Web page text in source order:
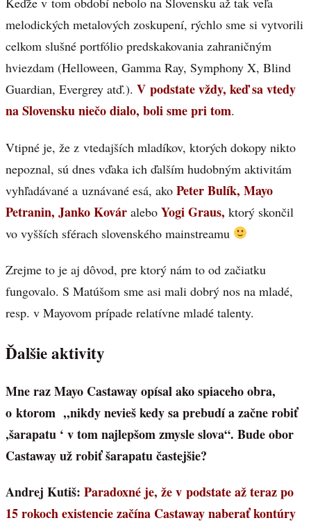
melodických metalových zoskupení, rýchlo sme si vytvorili
celkom slušné portfólio predskakovania zahraničným
hviezdam (Helloween, Gamma Ray, Symphony X, Blind
Guardian, Evergrey atď.). V podstate vždy, keď sa vtedy
na Slovensku niečo dialo, boli sme pri tom.
Vtipné je, že z vtedajších mladíkov, ktorých dokopy nikto
nepoznal, sú dnes vďaka ich ďalším hudobným aktivitám
vyhľadávané a uznávané esá, ako Peter Bulík, Mayo
Petranin, Janko Kovár alebo Yogi Graus, ktorý skončil
vo vyšších sférach slovenského mainstreamu
Zrejme to je aj dôvod, pre ktorý nám to od začiatku
fungovalo. S Matúšom sme asi mali dobrý nos na mladé,
resp. v Mayovom prípade relatívne mladé talenty.
Ďalšie aktivity
Mne raz Mayo Castaway opísal ako spiaceho obra,
o ktorom ,,nikdy nevieš kedy sa prebudí a začne robiť
,šarapatu ‘ v tom najlepšom zmysle slova“. Bude obor
Castaway už robiť šarapatu častejšie?
Andrej Kutiš: Paradoxné je, že v podstate až teraz po
15 rokoch existencie začína Castaway naberať kontúry